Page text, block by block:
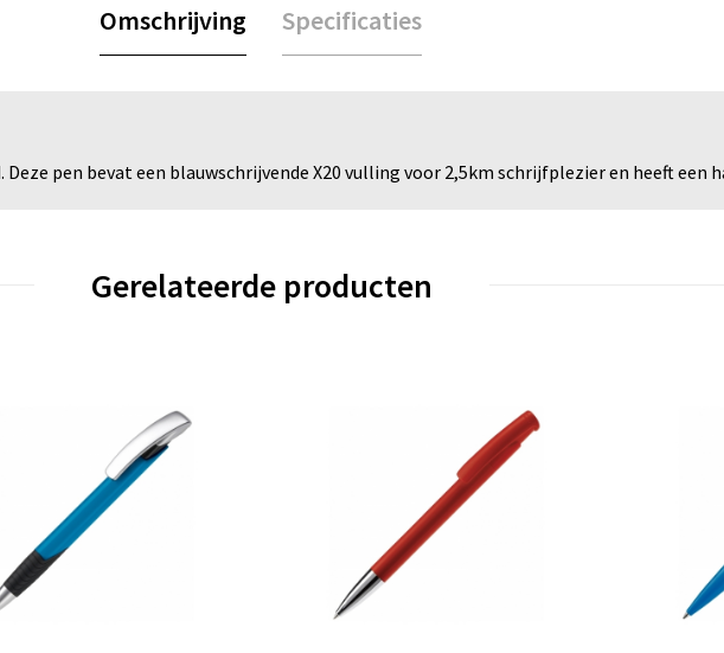
Omschrijving Specificaties
pen bevat een blauwschrijvende X20 vulling voor 2,5km schrijfplezier en heeft een
Gerelateerde producten